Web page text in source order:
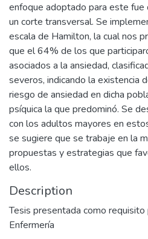
enfoque adoptado para este
un corte transversal. Se
escala de Hamilton, la cual nos
que el 64% de los que
asociados a la ansiedad,
severos, indicando la existencia
riesgo de ansiedad en dicha
psíquica la que predominó. Se
con los adultos mayores en
se sugiere que se trabaje en la
propuestas y estrategias que
ellos.
Description
Tesis presentada como
Enfermería